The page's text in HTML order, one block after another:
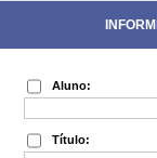
Aluno:
Título: